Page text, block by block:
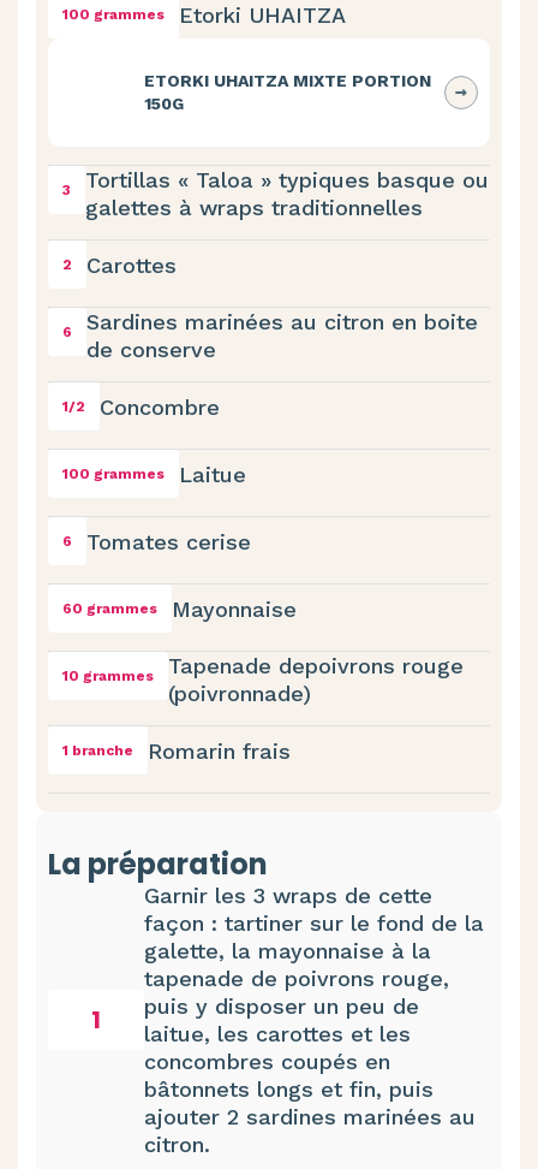
100 grammes Etorki UHAITZA
ETORKI UHAITZA MIXTE PORTION
150G
3
Tortillas « Taloa » typiques basque ou
galettes à wraps traditionnelles
2 Carottes
6
Sardines marinées au citron en boite
de conserve
1/2 Concombre
100 grammes Laitue
6 Tomates cerise
60 grammes Mayonnaise
10 grammes
Tapenade depoivrons rouge
(poivronnade)
1 branche Romarin frais
La préparation
1
Garnir les 3 wraps de cette
façon : tartiner sur le fond de la
galette, la mayonnaise à la
tapenade de poivrons rouge,
puis y disposer un peu de
laitue, les carottes et les
concombres coupés en
bâtonnets longs et fin, puis
ajouter 2 sardines marinées au
citron.